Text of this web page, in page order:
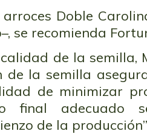
Doble
se recomienda
de la semilla,
de la semilla
de minimizar
final adecuado
de la